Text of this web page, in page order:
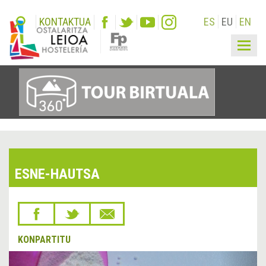
KONTAKTUA ES EU EN
ESNE-HAUTSA
KONPARTITU
&lsaquo;